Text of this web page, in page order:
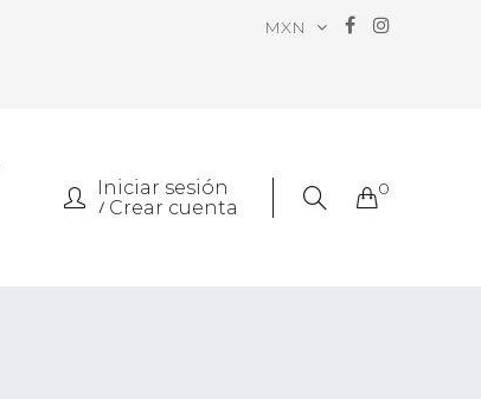
MXN
Iniciar sesión
Crear cuenta
0